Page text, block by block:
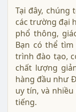
Tại đây, chúng
các trường đại
phổ thông,
Bạn có thể
trình đào tạo,
chất lượng
hàng đầu như
uy tín, và
tiếng.